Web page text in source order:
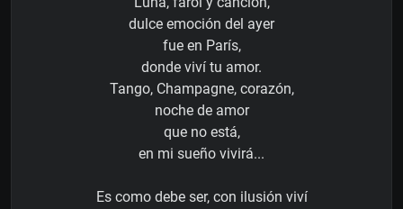
dulce emoción del ayer
fue en París,
donde viví tu amor.
Tango, Champagne, corazón,
noche de amor
que no está,
en mi sueño vivirá...
Es como debe ser, con ilusión viví